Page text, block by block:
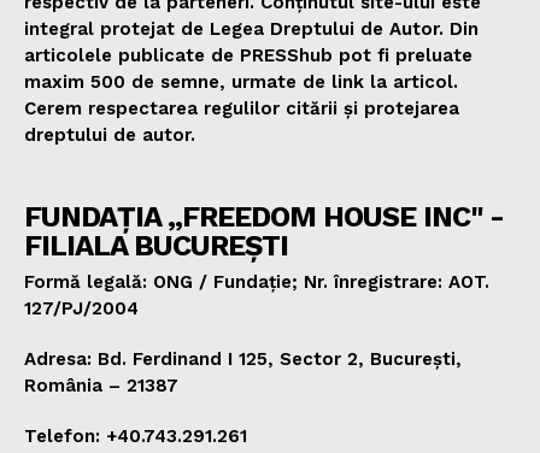
integral protejat de Legea Dreptului de Autor. Din
articolele publicate de PRESShub pot fi preluate
maxim 500 de semne, urmate de link la articol.
Cerem respectarea regulilor citării și protejarea
dreptului de autor.
FUNDAȚIA „FREEDOM HOUSE INC" -
FILIALA BUCUREȘTI
Formă legală: ONG / Fundație; Nr. înregistrare: AOT.
127/PJ/2004
Adresa: Bd. Ferdinand I 125, Sector 2, București,
România – 21387
Telefon: +40.743.291.261